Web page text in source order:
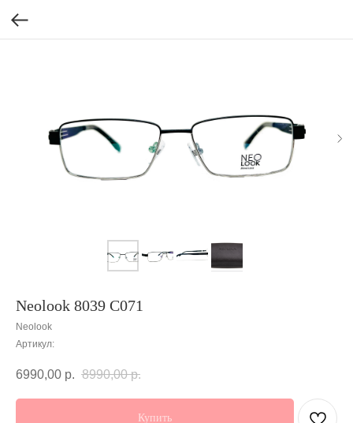
Neolook 8039 C071
Neolook
Артикул:
6990,00 р. 8990,00 р.
Купить